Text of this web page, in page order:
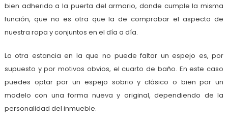
bien adherido a la puerta del armario, donde cumple la misma
función, que no es otra que la de comprobar el aspecto de
nuestra ropa y conjuntos en el día a día.
La otra estancia en la que no puede faltar un espejo es, por
supuesto y por motivos obvios, el cuarto de baño. En este caso
puedes optar por un espejo sobrio y clásico o bien por un
modelo con una forma nueva y original, dependiendo de la
personalidad del inmueble.